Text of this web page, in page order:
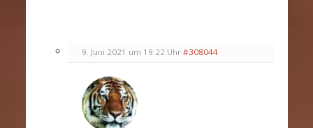
9. Juni 2021 um 19:22 Uhr #308044